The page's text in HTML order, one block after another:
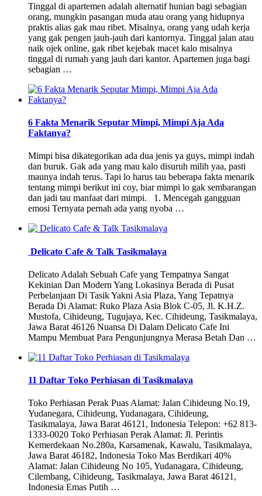
Tinggal di apartemen adalah alternatif hunian bagi sebagian
orang, mungkin pasangan muda atau orang yang hidupnya
praktis alias gak mau ribet. Misalnya, orang yang udah kerja
yang gak pengen jauh-jauh dari kantornya. Tinggal jalan atau
naik ojek online, gak ribet kejebak macet kalo misalnya
tinggal di rumah yang jauh dari kantor. Apartemen juga bagi
sebagian …
6 Fakta Menarik Seputar Mimpi, Mimpi Aja Ada
Faktanya?
Mimpi bisa dikategorikan ada dua jenis ya guys, mimpi indah
dan buruk. Gak ada yang mau kalo disuruh milih yaa, pasti
maunya indah terus. Tapi lo harus tau beberapa fakta menarik
tentang mimpi berikut ini coy, biar mimpi lo gak sembarangan
dan jadi tau manfaat dari mimpi. 1. Mencegah gangguan
emosi Ternyata pernah ada yang nyoba …
Delicato Cafe & Talk Tasikmalaya
Delicato Adalah Sebuah Cafe yang Tempatnya Sangat
Kekinian Dan Modern Yang Lokasinya Berada di Pusat
Perbelanjaan Di Tasik Yakni Asia Plaza, Yang Tepatnya
Berada Di Alamat: Ruko Plaza Asia Blok C-05, Jl. K.H.Z.
Mustofa, Cihideung, Tugujaya, Kec. Cihideung, Tasikmalaya,
Jawa Barat 46126 Nuansa Di Dalam Delicato Cafe Ini
Mampu Membuat Para Pengunjungnya Merasa Betah Dan …
11 Daftar Toko Perhiasan di Tasikmalaya
Toko Perhiasan Perak Puas Alamat: Jalan Cihideung No.19,
Yudanegara, Cihideung, Yudanagara, Cihideung,
Tasikmalaya, Jawa Barat 46121, Indonesia Telepon: +62 813-
1333-0020 Toko Perhiasan Perak Alamat: Jl. Perintis
Kemerdekaan No.280a, Karsamenak, Kawalu, Tasikmalaya,
Jawa Barat 46182, Indonesia Toko Mas Berdikari 40%
Alamat: Jalan Cihideung No 105, Yudanagara, Cihideung,
Cilembang, Cihideung, Tasikmalaya, Jawa Barat 46121,
Indonesia Emas Putih …